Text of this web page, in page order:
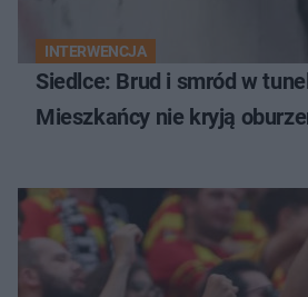
INTERWENCJA
Siedlce: Brud i smród w
Mieszkańcy nie kryją